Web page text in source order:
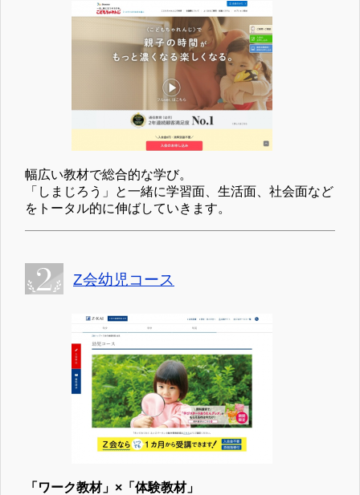
幅広い教材で総合的な学び。
「しまじろう」と一緒に学習面、生活面、社会面など
をトータル的に伸ばしていきます。
Z会幼児コース
「ワーク教材」×「体験教材」